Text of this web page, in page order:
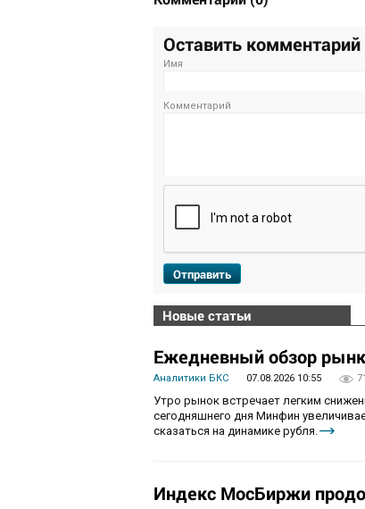
Оставить комментарий
Имя
Комментарий
Отправить
Новые статьи
Ежедневный обзор
Аналитики БКС 07.08.2026 10:55 71
Утро рынок встречает легким
сегодняшнего дня Минфин
сказаться на динамике рубля.
Индекс МосБиржи